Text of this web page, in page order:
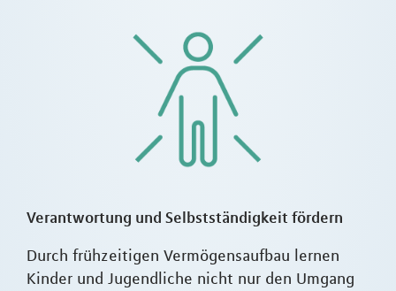
Verantwortung und Selbstständigkeit fördern
Durch frühzeitigen Vermögensaufbau lernen
Kinder und Jugendliche nicht nur den Umgang